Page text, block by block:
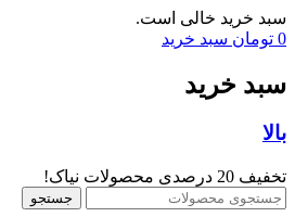
سبد خرید خالی است.
0 تومان سبد خرید
سبد خرید
بالا
تخفیف 20 درصدی محصولات نیاک!
جستجو